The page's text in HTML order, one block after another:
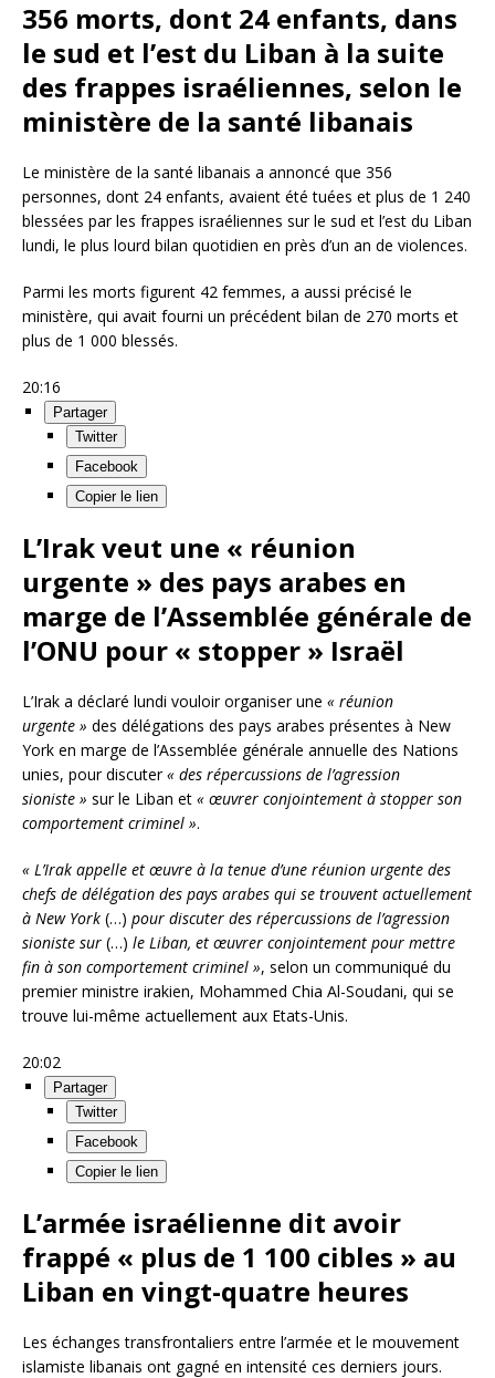
356 morts, dont 24 enfants, dans
le sud et l’est du Liban à la suite
des frappes israéliennes, selon le
ministère de la santé libanais
Le ministère de la santé libanais a annoncé que 356
personnes, dont 24 enfants, avaient été tuées et plus de 1 240
blessées par les frappes israéliennes sur le sud et l’est du Liban
lundi, le plus lourd bilan quotidien en près d’un an de violences.
Parmi les morts figurent 42 femmes, a aussi précisé le
ministère, qui avait fourni un précédent bilan de 270 morts et
plus de 1 000 blessés.
20:16
Partager
Twitter
Facebook
Copier le lien
L’Irak veut une « réunion
urgente » des pays arabes en
marge de l’Assemblée générale de
l’ONU pour « stopper » Israël
L’Irak a déclaré lundi vouloir organiser une « réunion
urgente » des délégations des pays arabes présentes à New
York en marge de l’Assemblée générale annuelle des Nations
unies, pour discuter« des répercussions de l’agression
sioniste » sur le Liban et « œuvrer conjointement à stopper son
comportement criminel ».
« L’Irak appelle et œuvre à la tenue d’une réunion urgente des
chefs de délégation des pays arabes qui se trouvent actuellement
à New York (…) pour discuter des répercussions de l’agression
sioniste sur (…) le Liban, et œuvrer conjointement pour mettre
fin à son comportement criminel », selon un communiqué du
premier ministre irakien, Mohammed Chia Al-Soudani, qui se
trouve lui-même actuellement aux Etats-Unis.
20:02
Partager
Twitter
Facebook
Copier le lien
L’armée israélienne dit avoir
frappé « plus de 1 100 cibles » au
Liban en vingt-quatre heures
Les échanges transfrontaliers entre l’armée et le mouvement
islamiste libanais ont gagné en intensité ces derniers jours.